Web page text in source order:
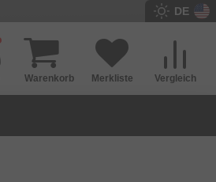
DE
Vergleich
Merkliste
Warenkorb